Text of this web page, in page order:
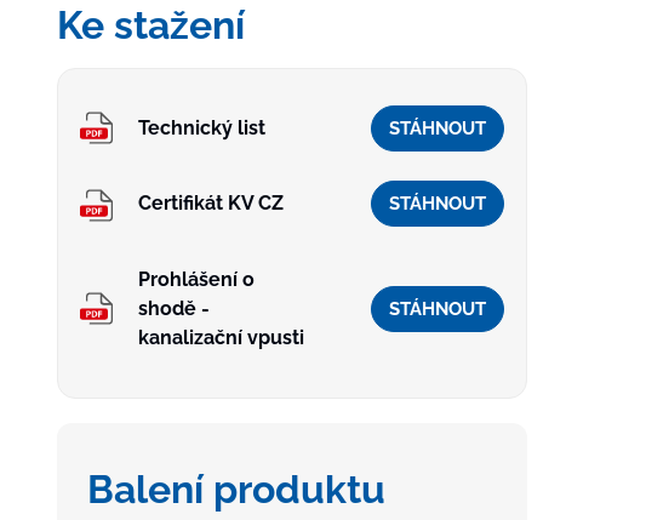
Ke stažení
Technický list STÁHNOUT
Certifikát KV CZ STÁHNOUT
Prohlášení o
shodě -
kanalizační vpusti
STÁHNOUT
Balení produktu